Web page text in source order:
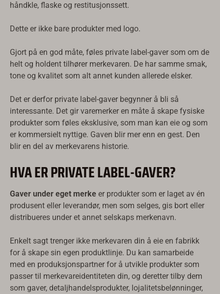
håndkle, flaske og restitusjonssett.
Dette er ikke bare produkter med logo.
Gjort på en god måte, føles private label-gaver som om de
helt og holdent tilhører merkevaren. De har samme smak,
tone og kvalitet som alt annet kunden allerede elsker.
Det er derfor private label-gaver begynner å bli så
interessante. Det gir varemerker en måte å skape fysiske
produkter som føles eksklusive, som man kan eie og som
er kommersielt nyttige. Gaven blir mer enn en gest. Den
blir en del av merkevarens historie.
HVA ER PRIVATE LABEL-GAVER?
Gaver under eget merke er produkter som er laget av én
produsent eller leverandør, men som selges, gis bort eller
distribueres under et annet selskaps merkenavn.
Enkelt sagt trenger ikke merkevaren din å eie en fabrikk
for å skape sin egen produktlinje. Du kan samarbeide
med en produksjonspartner for å utvikle produkter som
passer til merkevareidentiteten din, og deretter tilby dem
som gaver, detaljhandelsprodukter, lojalitetsbelønninger,